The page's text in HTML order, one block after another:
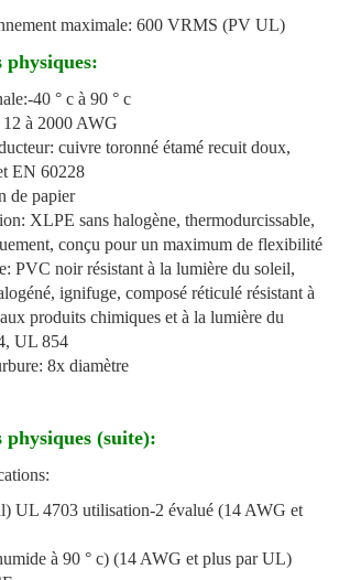
maximale: 600 VRMS (PV UL)
physiques:
40 ° c à 90 ° c
à 2000 AWG
cuivre toronné étamé recuit doux,
EN 60228
de papier
XLPE sans halogène, thermodurcissable,
conçu pour un maximum de flexibilité
PVC noir résistant à la lumière du soleil,
ignifuge, composé réticulé résistant à
produits chimiques et à la lumière du
UL 854
8x diamètre
(suite):
UL 4703 utilisation-2 évalué (14 AWG et
à 90 ° c) (14 AWG et plus par UL)